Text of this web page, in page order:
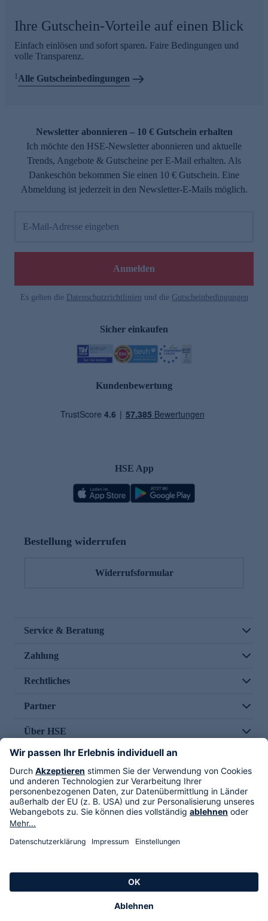
Ihre Gutschein-Vorteile auf einen Blick
Einfach einlösen und sofort sparen. Faire Bedingungen und
volle Transparenz.
1Alle Gutscheinbedingungen
Newsletter abonnieren – 10 € Gutschein erhalten
Ich möchte den HSE-Newsletter abonnieren und aktuelle
Trends, Angebote & Gutscheine per E-Mail erhalten. Als
Dankeschön bekommen Sie einen 10 € Gutschein. Eine
Abmeldung ist jederzeit in den Newsletter-E-Mails möglich.
E-Mail-Adresse eingeben
Anmelden
Es gelten die Datenschutzrichtlinien und die Gutscheinbedingungen
Sicher einkaufen
Kundenbewertung
HSE App
Bestellung widerrufen
Widerrufsformular
Service & Beratung
Zahlung
Rechtliches
Partner
Über HSE
Im TV
HSE International